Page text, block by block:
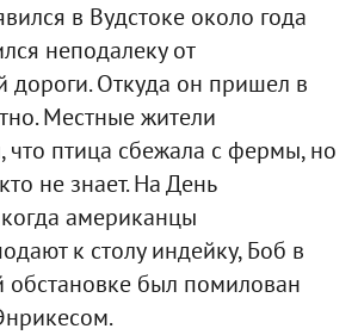
в Вудстоке около года
неподалеку от
дороги. Откуда он пришел в
Местные жители
что птица сбежала с фермы, но
не знает. На День
американцы
к столу индейку, Боб в
обстановке был помилован